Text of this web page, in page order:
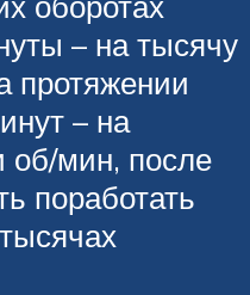
– на тысячу
протяжении
– на
об/мин, после
поработать